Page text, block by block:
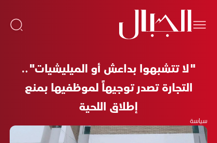
"لا تتشبهوا بداعش أو الميليشيات"..
التجارة تصدر توجيهاً لموظفيها بمنع
إطلاق اللحية
سياسة